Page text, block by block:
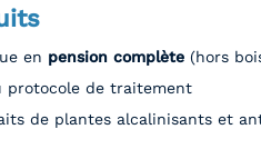
en pension complète (hors
protocole de traitement
de plantes alcalinisants et